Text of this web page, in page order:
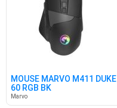
MOUSE MARVO M411 DUKE
60 RGB BK
Marvo